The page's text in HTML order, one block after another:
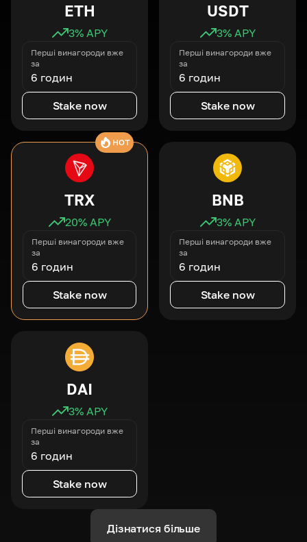
ETH
3% APY
Перші винагороди вже
за
6 годин
Stake now
USDT
3% APY
Перші винагороди вже
за
6 годин
Stake now
HOT
TRX
20% APY
Перші винагороди вже
за
6 годин
Stake now
BNB
3% APY
Перші винагороди вже
за
6 годин
Stake now
DAI
3% APY
Перші винагороди вже
за
6 годин
Stake now
Дізнатися більше